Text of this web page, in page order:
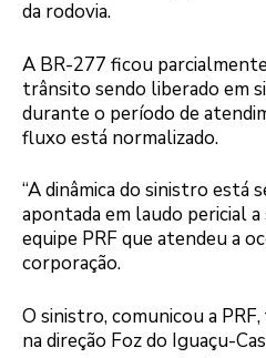
da rodovia.
A BR-277 ficou
trânsito sendo liberado em
durante o período de
fluxo está normalizado.
“A dinâmica do sinistro está
apontada em laudo pericial
equipe PRF que atendeu a
corporação.
O sinistro, comunicou a
na direção Foz do Iguaçu-